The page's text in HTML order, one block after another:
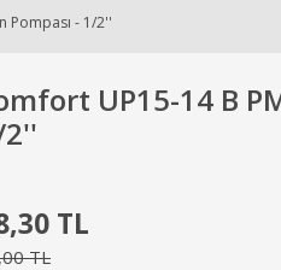
Pompası - 1/2''
UP15-14 B
2''
TL
TL